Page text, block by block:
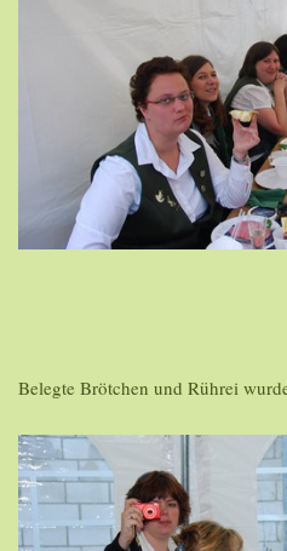
Belegte Brötchen und Rührei